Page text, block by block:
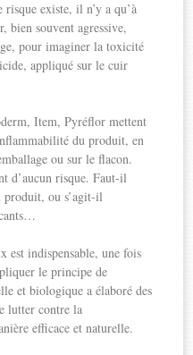
existe, il n’y a qu’à
bien souvent agressive,
pour imaginer la toxicité
appliqué sur le cuir
Item, Pyréflor mettent
du produit, en
ou sur le flacon.
d’aucun risque. Faut-il
produit, ou s’agit-il
est indispensable, une fois
le principe de
et biologique a élaboré des
lutter contre la
efficace et naturelle.